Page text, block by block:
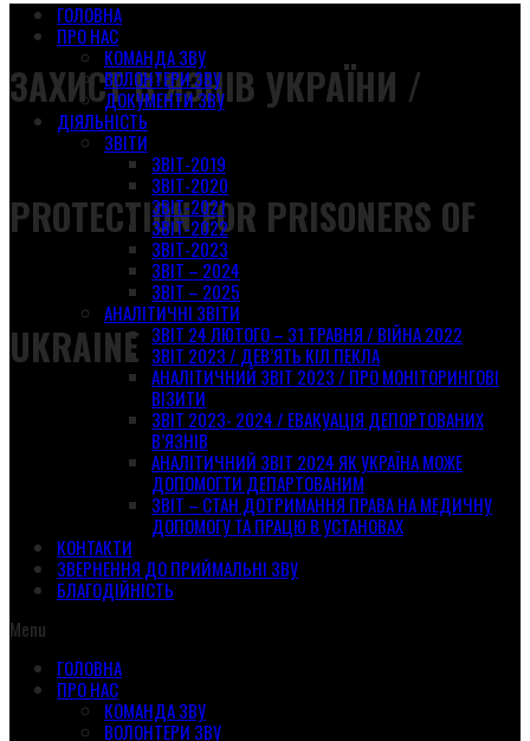
ЗАХИСТ В’ЯЗНІВ УКРАЇНИ /
PROTECTION FOR PRISONERS OF
UKRAINE
ГОЛОВНА
ПРО НАС
КОМАНДА ЗВУ
ВОЛОНТЕРИ ЗВУ
ДОКУМЕНТИ ЗВУ
ДІЯЛЬНІСТЬ
ЗВІТИ
ЗВІТ-2019
ЗВІТ-2020
ЗВІТ-2021
ЗВІТ-2022
ЗВІТ-2023
ЗВІТ – 2024
ЗВІТ – 2025
АНАЛІТИЧНІ ЗВІТИ
ЗВІТ 24 ЛЮТОГО – 31 ТРАВНЯ / ВІЙНА 2022
ЗВІТ 2023 / ДЕВ’ЯТЬ КІЛ ПЕКЛА
АНАЛІТИЧНИЙ ЗВІТ 2023 / ПРО МОНІТОРИНГОВІ
ВІЗИТИ
ЗВІТ 2023- 2024 / ЕВАКУАЦІЯ ДЕПОРТОВАНИХ
В’ЯЗНІВ
АНАЛІТИЧНИЙ ЗВІТ 2024 ЯК УКРАЇНА МОЖЕ
ДОПОМОГТИ ДЕПАРТОВАНИМ
ЗВІТ – СТАН ДОТРИМАННЯ ПРАВА НА МЕДИЧНУ
ДОПОМОГУ ТА ПРАЦЮ В УСТАНОВАХ
КОНТАКТИ
ЗВЕРНЕННЯ ДО ПРИЙМАЛЬНІ ЗВУ
БЛАГОДІЙНІСТЬ
Menu
ГОЛОВНА
ПРО НАС
КОМАНДА ЗВУ
ВОЛОНТЕРИ ЗВУ